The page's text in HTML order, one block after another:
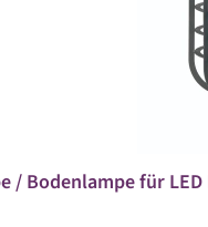
/ Bodenlampe für